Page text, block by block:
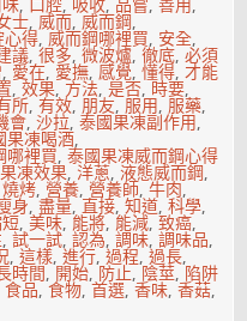
, 口腔, 吸收, 品嘗,善用,
士,威而,威而鋼,
心得,威而鋼哪裡買, 安全,
議,很多,微波爐,徹底,必須
, 愛在, 愛撫,感覺,懂得,才能
,效果, 方法,是否, 時要,
所,有效,朋友,服用,服藥,
會,沙拉,泰國果凍副作用,
果凍喝酒,
哪裡買,泰國果凍威而鋼心得
凍效果, 洋蔥,液態威而鋼,
燒烤,營養,營養師,牛肉,
身,盡量,直接,知道,科學,
,美味,能將,能減,致癌,
,試一試,認為,調味,調味品,
,這樣,進行,過程,過長,
時間, 開始, 防止, 陰莖, 陷阱
食品,食物,首選,香味,香菇,